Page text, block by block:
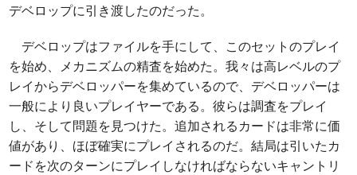
デベロップに引き渡したのだった。
デベロップはファイルを手にして、このセットのプレイ
を始め、メカニズムの精査を始めた。我々は高レベルのプ
レイからデベロッパーを集めているので、デベロッパーは
一般により良いプレイヤーである。彼らは調査をプレイ
し、そして問題を見つけた。追加されるカードは非常に価
値があり、ほぼ確実にプレイされるのだ。結局は引いたカ
ードを次のターンにプレイしなければならないキャントリ